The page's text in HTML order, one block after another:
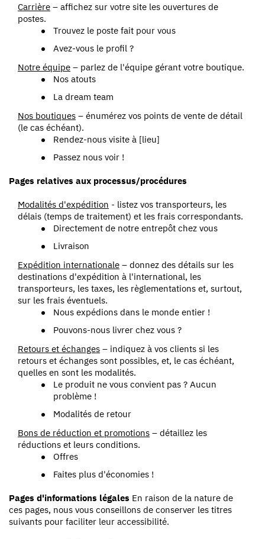
Carrière – affichez sur votre site les ouvertures de
postes.
Trouvez le poste fait pour vous
Avez-vous le profil ?
Notre équipe – parlez de l'équipe gérant votre boutique.
Nos atouts
La dream team
Nos boutiques – énumérez vos points de vente de détail
(le cas échéant).
Rendez-nous visite à [lieu]
Passez nous voir !
Pages relatives aux processus/procédures
Modalités d'expédition - listez vos transporteurs, les
délais (temps de traitement) et les frais correspondants.
Directement de notre entrepôt chez vous
Livraison
Expédition internationale – donnez des détails sur les
destinations d'expédition à l'international, les
transporteurs, les taxes, les règlementations et, surtout,
sur les frais éventuels.
Nous expédions dans le monde entier !
Pouvons-nous livrer chez vous ?
Retours et échanges – indiquez à vos clients si les
retours et échanges sont possibles, et, le cas échéant,
quelles en sont les modalités.
Le produit ne vous convient pas ? Aucun
problème !
Modalités de retour
Bons de réduction et promotions – détaillez les
réductions et leurs conditions.
Offres
Faites plus d'économies !
Pages d'informations légales En raison de la nature de
ces pages, nous vous conseillons de conserver les titres
suivants pour faciliter leur accessibilité.